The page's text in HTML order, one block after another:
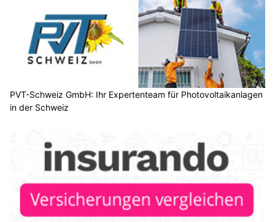
PVT-Schweiz GmbH: Ihr Expertenteam für Photovoltaikanlagen
in der Schweiz